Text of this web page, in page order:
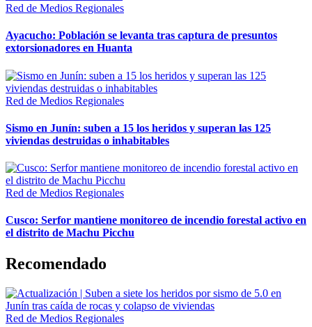
Red de Medios Regionales
Ayacucho: Población se levanta tras captura de presuntos
extorsionadores en Huanta
Red de Medios Regionales
Sismo en Junín: suben a 15 los heridos y superan las 125
viviendas destruidas o inhabitables
Red de Medios Regionales
Cusco: Serfor mantiene monitoreo de incendio forestal activo en
el distrito de Machu Picchu
Recomendado
Red de Medios Regionales